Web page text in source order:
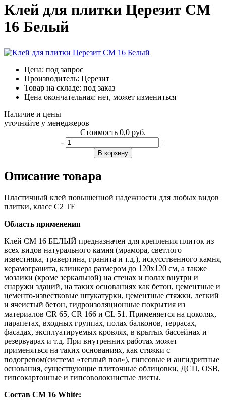
Клей для плитки Церезит CM
16 Белый
Цена: под запрос
Производитель: Церезит
Товар на складе: под заказ
Цена окончательная: нет, может измениться
Наличие и цены
уточняйте у менеджеров
Стоимость 0,0 руб.
-
+
В корзину
Описание товара
Пластичный клей повышенной надежности для любых видов
плитки, класс C2 TE
Область применения
Клей CM 16 БЕЛЫЙ предназначен для крепления плиток из
всех видов натурального камня (мрамора, светлого
известняка, травертина, гранита и т.д.), искусственного камня,
керамогранита, клинкера размером до 120x120 см, а также
мозаики (кроме зеркальной) на стенах и полах внутри и
снаружи зданий, на таких основаниях как бетон, цементные и
цементо-известковые штукатурки, цементные стяжки, легкий
и ячеистый бетон, гидроизоляционные покрытия из
материалов CR 65, CR 166 и CL 51. Применяется на цоколях,
парапетах, входных группах, полах балконов, террасах,
фасадах, эксплуатируемых кровлях, в крытых бассейнах и
резервуарах и т.д. При внутренних работах может
применяться на таких основаниях, как стяжки с
подогревом(система «теплый пол»), гипсовые и ангидритные
основания, существующие плиточные облицовки, ДСП, OSB,
гипсокартонные и гипсоволокнистые листы.
Состав CM 16 White: